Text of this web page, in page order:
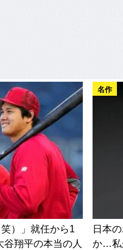
）」就任から1
谷翔平の本当の人
名作
日本
か…私